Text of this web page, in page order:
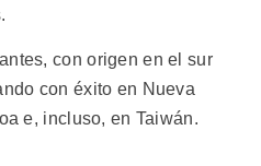
con origen en el sur
con éxito en Nueva
e, incluso, en Taiwán.